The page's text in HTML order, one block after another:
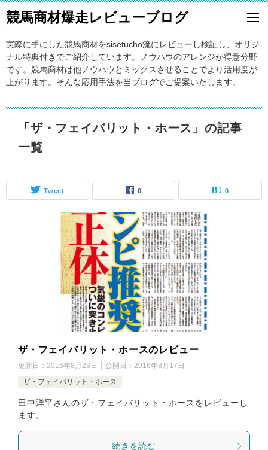
競馬商材爆走レビューブログ
実際に手にした競馬商材をsisetucho流にレビューし検証し、オリジ
ナル特典付きでご紹介しています。ノウハウのアレンジが得意分野
です。競馬商材は他ノウハウとミックスさせることでより活用度が
上がります。そんな応用手法を当ブログでご提案いたします。
「ザ・フェイバリット・ホース」の記事
一覧
Tweet 0 0
ザ・フェイバリット・ホースのレビュー
更新日： 2016年8月23日 公開日： 2016年8月17日
ザ・フェイバリット・ホース
田中洋平さんのザ・フェイバリット・ホースをレビューし
ます。
続きを読む